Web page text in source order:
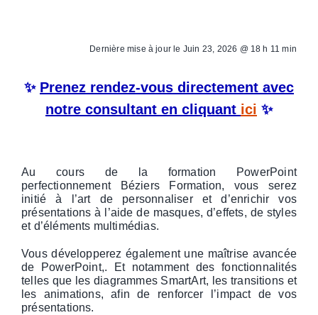
Dernière mise à jour le Juin 23, 2026 @ 18 h 11 min
✨ Prenez rendez-vous directement avec
notre consultant en cliquant ici ✨
Au cours de la formation PowerPoint
perfectionnement Béziers Formation, vous serez
initié à l’art de personnaliser et d’enrichir vos
présentations à l’aide de masques, d’effets, de styles
et d’éléments multimédias.
Vous développerez également une maîtrise avancée
de PowerPoint,. Et notamment des fonctionnalités
telles que les diagrammes SmartArt, les transitions et
les animations, afin de renforcer l’impact de vos
présentations.